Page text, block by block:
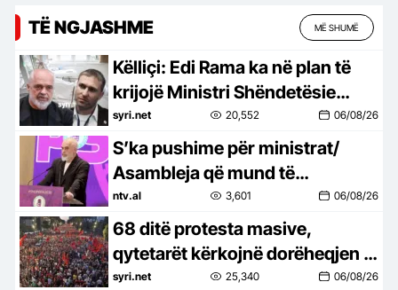
TË NGJASHME MË SHUMË
Këlliçi: Edi Rama ka në plan të
krijojë Ministri Shëndetësie
paralele, për t’ia dhënë mikut të
tij izraelit!
syri.net 20,552 06/08/26
S’ka pushime për ministrat/
Asambleja që mund të
ndryshojë kabinetin
ntv.al 3,601 06/08/26
68 ditë protesta masive,
qytetarët kërkojnë dorëheqjen e
Ramës dhe hetimin e tij nga
syri.net 25,340 06/08/26